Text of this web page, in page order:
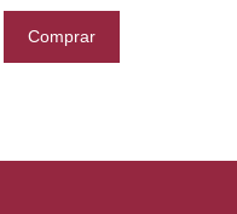
Comprar